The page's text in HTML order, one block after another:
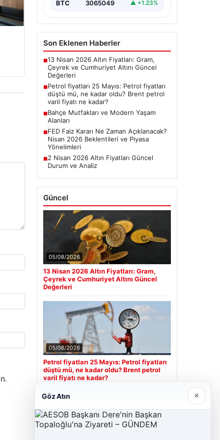
BTC 3065049 ▲ +1.23%
Son Eklenen Haberler
■13 Nisan 2026 Altın Fiyatları: Gram,
Çeyrek ve Cumhuriyet Altını Güncel
Değerleri
■Petrol fiyatları 25 Mayıs: Petrol fiyatları
düştü mü, ne kadar oldu? Brent petrol
varil fiyatı ne kadar?
■Bahçe Mutfakları ve Modern Yaşam
Alanları
■FED Faiz Kararı Ne Zaman Açıklanacak?
Nisan 2026 Beklentileri ve Piyasa
Yönelimleri
■2 Nisan 2026 Altın Fiyatları Güncel
Durum ve Analiz
Güncel
05/08/2026
13 Nisan 2026 Altın Fiyatları: Gram,
Çeyrek ve Cumhuriyet Altını Güncel
Değerleri
05/08/2026
Petrol fiyatları 25 Mayıs: Petrol fiyatları
düştü mü, ne kadar oldu? Brent petrol
varil fiyatı ne kadar?
Son Eklenen Firmalar
Göz Atın ×